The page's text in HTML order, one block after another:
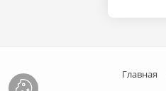
Главная